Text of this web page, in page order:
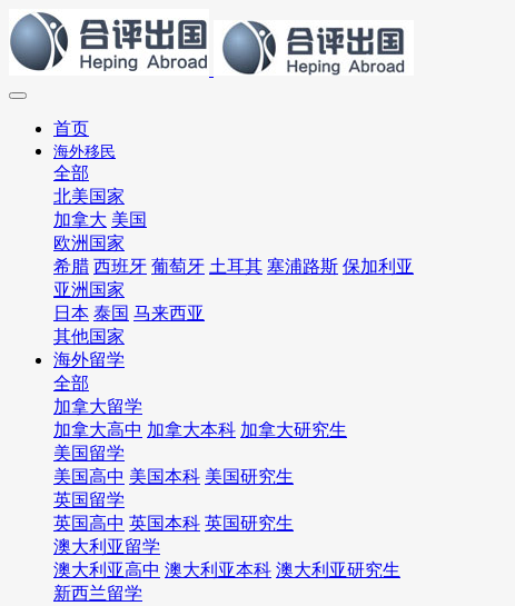
首页
海外移民
全部
北美国家
加拿大 美国
欧洲国家
希腊 西班牙 葡萄牙 土耳其 塞浦路斯 保加利亚
亚洲国家
日本 泰国 马来西亚
其他国家
海外留学
全部
加拿大留学
加拿大高中 加拿大本科 加拿大研究生
美国留学
美国高中 美国本科 美国研究生
英国留学
英国高中 英国本科 英国研究生
澳大利亚留学
澳大利亚高中 澳大利亚本科 澳大利亚研究生
新西兰留学